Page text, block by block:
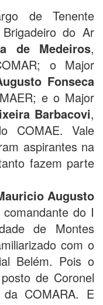
de Tenente
do Ar
de Medeiros,
o Major
Fonseca
e o Major
Barbacovi,
COMAE. Vale
aspirantes na
fazem parte
Augusto
do I
de Montes
com o
Belém. Pois o
de Coronel
da COMARA. E